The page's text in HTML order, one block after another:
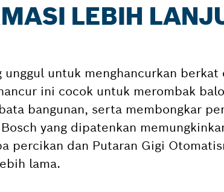
LEBIH
untuk menghancurkan
ini cocok untuk merombak
bangunan, serta membongkar
yang dipatenkan
percikan dan Putaran Gigi
lama.